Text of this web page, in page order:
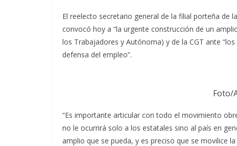
El reelecto secretario general de la filial porteña de
convocó hoy a “la urgente construcción de un
los Trabajadores y Autónoma) y de la CGT ante
defensa del empleo”.
Foto/
“Es importante articular con todo el movimiento
no le ocurrirá solo a los estatales sino al país en
amplio que se pueda, y es preciso que se movilice